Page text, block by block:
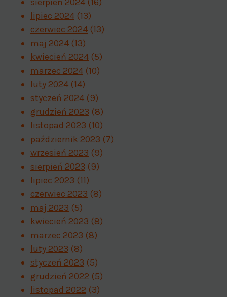
lipiec 2024 (13)
czerwiec 2024 (13)
maj 2024 (13)
kwiecień 2024 (5)
marzec 2024 (10)
luty 2024 (14)
styczeń 2024 (9)
grudzień 2023 (8)
listopad 2023 (10)
październik 2023 (7)
wrzesień 2023 (9)
sierpień 2023 (9)
lipiec 2023 (11)
czerwiec 2023 (8)
maj 2023 (5)
kwiecień 2023 (8)
marzec 2023 (8)
luty 2023 (8)
styczeń 2023 (5)
grudzień 2022 (5)
listopad 2022 (3)